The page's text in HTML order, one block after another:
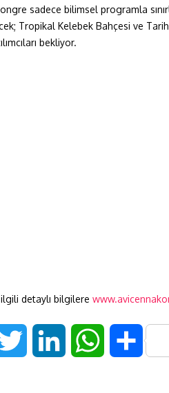
sadece bilimsel programla
Tropikal Kelebek Bahçesi ve
bekliyor.
detaylı bilgilere
S